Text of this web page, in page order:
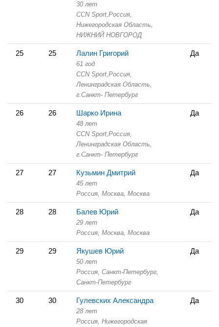
30 лет
CCN Sport, Россия,
Нижегородская Область,
НИЖНИЙ НОВГОРОД
25 25 Лалин Григорий
61 год
CCN Sport, Россия,
Ленинградская Область,
г.Санкт- Петербург
Да
26 26 Шарко Ирина
48 лет
CCN Sport, Россия,
Ленинградская Область,
г.Санкт- Петербург
Да
27 27 Кузьмин Дмитрий
45 лет
Россия, Москва, Москва
Да
28 28 Балев Юрий
29 лет
Россия, Москва, Москва
Да
29 29 Якушев Юрий
50 лет
Россия, Санкт-Петербург,
Санкт-Петербург
Да
30 30 Гулевских Александра
28 лет
Россия, Нижегородская
Да